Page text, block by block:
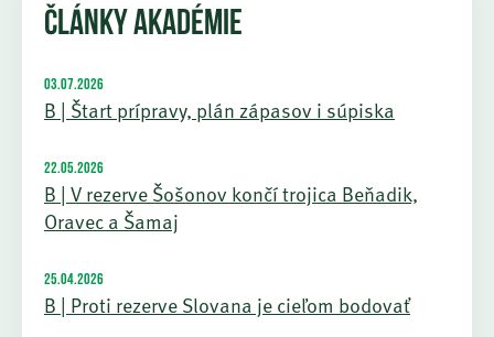
ČLÁNKY AKADÉMIE
03.07.2026
B | Štart prípravy, plán zápasov i súpiska
22.05.2026
B | V rezerve Šošonov končí trojica Beňadik,
Oravec a Šamaj
25.04.2026
B | Proti rezerve Slovana je cieľom bodovať